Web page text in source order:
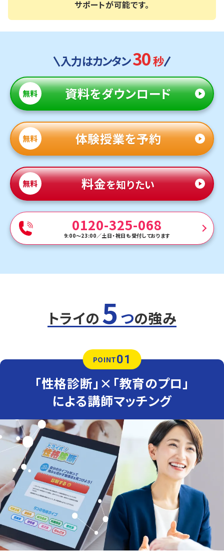
サポートが可能です。
入力はカンタン30秒
無料 資料をダウンロード
無料 体験授業を予約
無料 料金を知りたい
0120-325-068
9:00～23:00 ／土日・祝日も受付しております
トライの 5 つの強み
POINT01
「性格診断」×「教育のプロ」
による講師マッチング